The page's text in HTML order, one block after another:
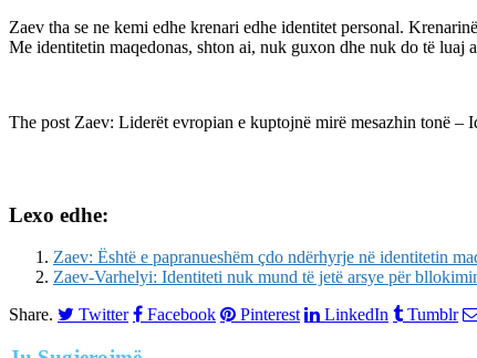
Zaev tha se ne kemi edhe krenari edhe identitet personal.
Me identitetin maqedonas, shton ai, nuk guxon dhe nuk do të luaj
The post Zaev: Liderët evropian e kuptojnë mirë mesazhin tonë –
Lexo edhe:
Zaev: Është e papranueshëm çdo ndërhyrje në identitetin
Zaev-Varhelyi: Identiteti nuk mund të jetë arsye për
Share.
Twitter Facebook Pinterest LinkedIn Tumblr